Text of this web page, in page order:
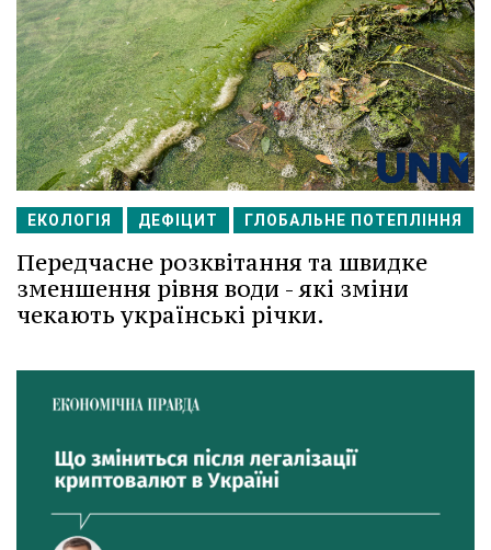
ЕКОЛОГІЯ ДЕФІЦИТ ГЛОБАЛЬНЕ ПОТЕПЛІННЯ
Передчасне розквітання та швидке
зменшення рівня води - які зміни
чекають українські річки.